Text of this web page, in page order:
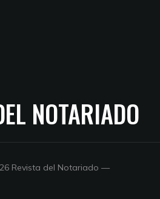
NOTARIADO
Revista del Notariado —